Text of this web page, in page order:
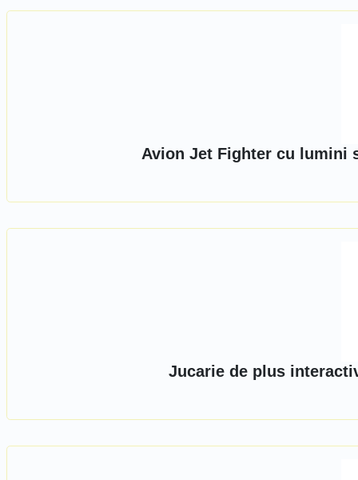
Avion Jet Fighter cu lumini
Jucarie de plus